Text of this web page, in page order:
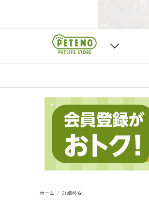
ホーム 詳細検索